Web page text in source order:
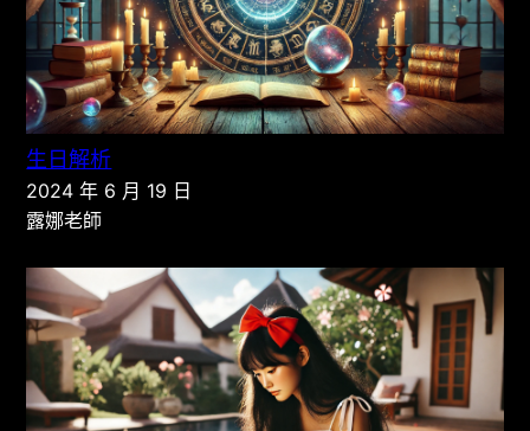
生日解析
2024 年 6 月 19 日
露娜老師